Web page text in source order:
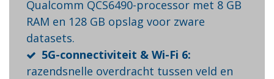
Qualcomm QCS6490-processor met 8 GB
RAM en 128 GB opslag voor zware
datasets.
5G-connectiviteit & Wi-Fi 6:
razendsnelle overdracht tussen veld en